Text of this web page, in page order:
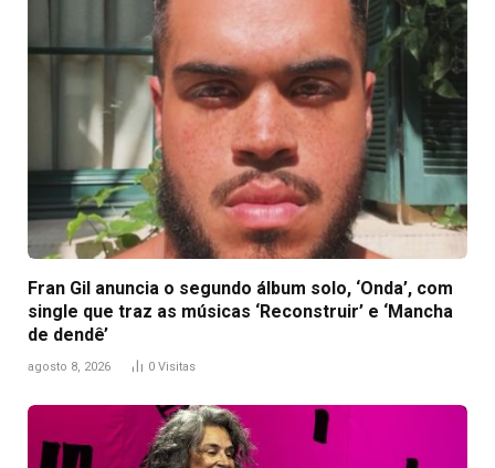
Fran Gil anuncia o segundo álbum solo, ‘Onda’, com
single que traz as músicas ‘Reconstruir’ e ‘Mancha
de dendê’
agosto 8, 2026 0 Visitas